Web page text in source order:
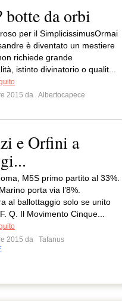
botte da orbi
per il SimplicissimusOrmai
è diventato un mestiere
richiede grande
istinto divinatorio o qualit...
2015 da Albertocapece
e Orfini a
M5S primo partito al 33%.
porta via l’8%.
al ballottaggio solo se unito
Q. Il Movimento Cinque...
2015 da
Tafanus